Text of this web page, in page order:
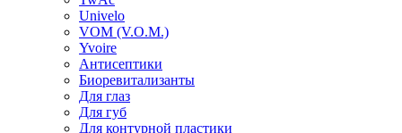
Univelo
VOM (V.O.M.)
Yvoire
Антисептики
Биоревитализанты
Для глаз
Для губ
Для контурной пластики